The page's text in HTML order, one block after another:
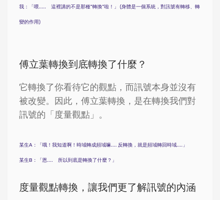
我：「喂..... 這裡講的不是那種"轉換"啦！」 (身體是一個系統，對訊號有轉移、轉
變的作用)
傅立葉轉換到底轉換了什麼？
它轉換了你看待它的觀點，而訊號本身並沒有
被改變。因此，傅立葉轉換，是在轉換我們對
訊號的「度量觀點」。
某生A：「哦！我知道啊！時域轉成頻域嘛.... 反轉換，就是頻域轉回時域....」
某生B：「恩.... 所以到底是轉換了什麼？」
度量觀點轉換，讓我們更了解訊號的內涵